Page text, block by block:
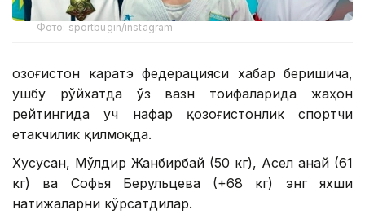
Фото: sportbugin/instagram
Қозоғистон каратэ федерацияси хабар беришича,
ушбу рўйхатда ўз вазн тоифаларида жаҳон
рейтингида уч нафар қозоғистонлик спортчи
етакчилик қилмоқда.
Хусусан, Мўлдир Жанбирбай (50 кг), Асел Қанай (61
кг) ва Софья Берульцева (+68 кг) энг яхши
натижаларни кўрсатдилар.